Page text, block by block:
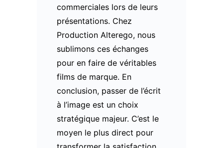
commerciales lors de leurs
présentations. Chez
Production Alterego, nous
sublimons ces échanges
pour en faire de véritables
films de marque. En
conclusion, passer de l’écrit
à l’image est un choix
stratégique majeur. C’est le
moyen le plus direct pour